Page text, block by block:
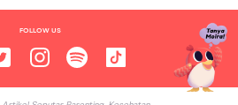
FOLLOW US